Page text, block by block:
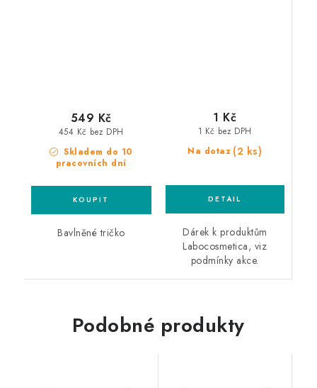
Skladem do 10
pracovních dní
454 Kč bez DPH
549 Kč
Bavlněné tričko
Na dotaz (2 ks)
1 Kč bez DPH
1 Kč
Dárek k produktům
Labocosmetica, viz
podmínky akce.
Podobné produkty